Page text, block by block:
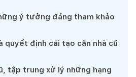
ý tưởng đáng tham khảo
quyết định cải tạo căn nhà cũ
tập trung xử lý những hạng